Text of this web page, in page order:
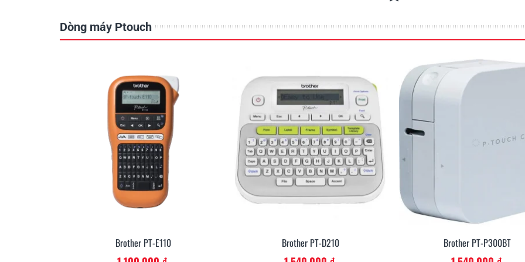
Dòng máy Ptouch
Thêm Vào Giỏ
Brother PT-D210 Thêm Vào Giỏ
Brother PT-P300BT Brother PT-E300 (E300VP)